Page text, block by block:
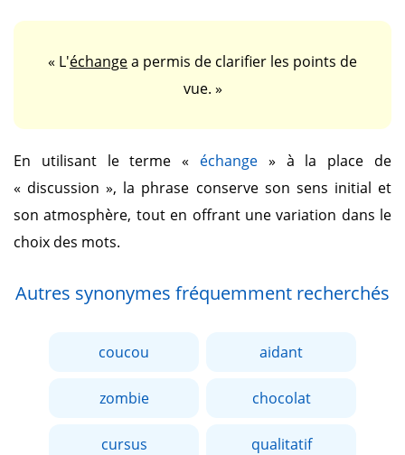
« L'échangea permis de clarifier les points de
vue. »
En utilisant le terme« échange » à la place de
« discussion », la phrase conserve son sens initial et
son atmosphère, tout en offrant une variation dans le
choix des mots.
Autres synonymes fréquemment recherchés
coucou aidant
zombie chocolat
cursus qualitatif